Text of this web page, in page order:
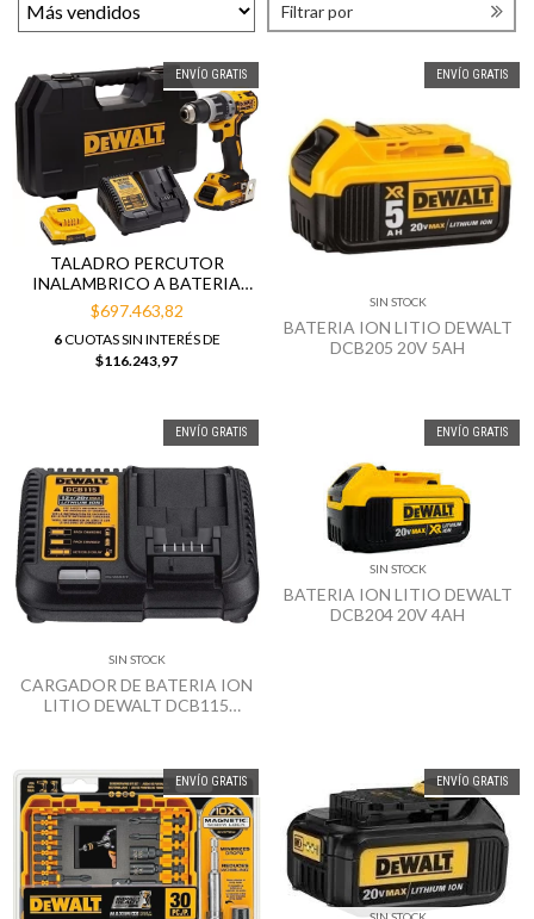
Filtrar por
ENVÍO GRATIS
TALADRO PERCUTOR
INALAMBRICO A BATERIA
DEWALT DCD796D2 20V CON
2 BATERIAS
$697.463,82
6CUOTAS SIN INTERÉS DE
$116.243,97
ENVÍO GRATIS
SIN STOCK
BATERIA ION LITIO DEWALT
DCB205 20V 5AH
ENVÍO GRATIS
SIN STOCK
CARGADOR DE BATERIA ION
LITIO DEWALT DCB115
ENVÍO GRATIS
SIN STOCK
BATERIA ION LITIO DEWALT
DCB204 20V 4AH
ENVÍO GRATIS ENVÍO GRATIS